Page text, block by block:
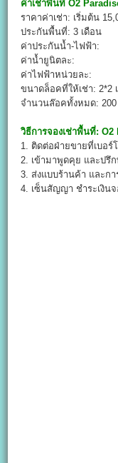
ค่าเช่าพื้นที่ O2
ราคาค่าเช่า: เริ่มต้น
ประกันพื้นที่: 3 เดือน
ค่าประกันน้ำ-ไฟฟ้า:
ค่าน้ำยูนิตละ:
ค่าไฟฟ้าหน่วยละ:
ขนาดล็อคที่ให้เช่า: 2*2
จำนวนล๊อคทั้งหมด:
วิธีการจองเช่าพื้นที่: O2
1. ติดต่อฝ่ายขายที่เบอร์
2. เข้ามาพูดคุย และปรึ
3. ส่งแบบร้านค้า และก
4. เซ็นสัญญา ชำระเงิน